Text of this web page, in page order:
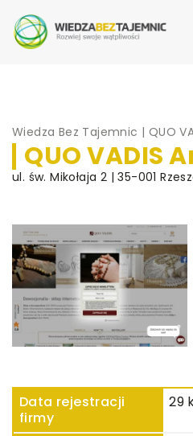
Wiedza Bez Tajemnic | QUO
QUO VADIS
ul. św. Mikołaja 2 | 35-001
Data rejestracji
firmy
29